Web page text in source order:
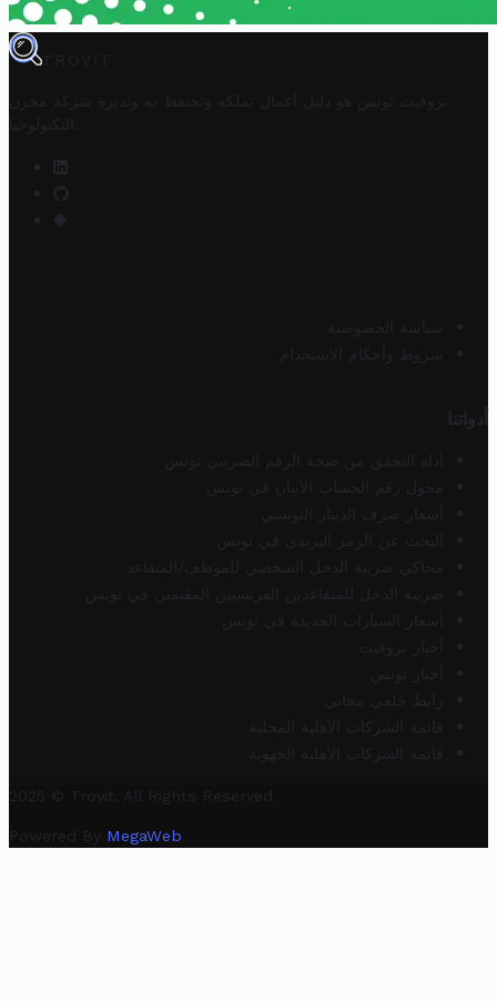
TROVIT
تروفيت تونس هو دليل أعمال تملكه وتحتفظ به وتديره
شركة مخزن
التكنولوجيا
سياسة الخصوصية
شروط وأحكام الاستخدام
أدواتنا
أداة التحقق من صحة الرقم الضريبي تونس
محول رقم الحساب الآيبان في تونس
أسعار صرف الدينار التونسي
البحث عن الرمز البريدي في تونس
محاكي ضريبة الدخل الشخصي للموظف/المتقاعد
ضريبة الدخل للمتقاعدين الفرنسيين المقيمين في تونس
أسعار السيارات الجديدة في تونس
أخبار تروفيت
أخبار تونس
رابط خلفي مجاني
قائمة الشركات الأهلية المحلية
قائمة الشركات الأهلية الجهوية
2025 © Trovit. All Rights Reserved.
Powered By MegaWeb